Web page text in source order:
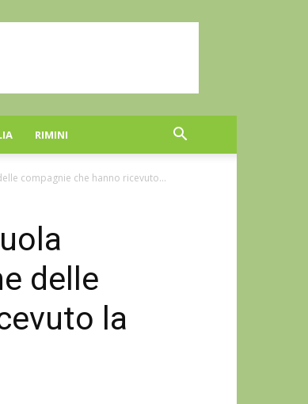
RIMINI
compagnie che hanno ricevuto...
delle
la